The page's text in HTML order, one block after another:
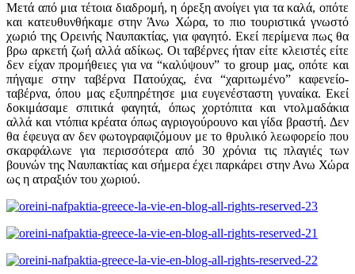
Μετά από μια τέτοια διαδρομή, η όρεξη ανοίγει για τα καλά, οπότε
και κατευθυνθήκαμε στην Άνω Χώρα, το πιο τουριστικά γνωστό
χωριό της Ορεινής Ναυπακτίας, για φαγητό. Εκεί περίμενα πως θα
βρω αρκετή ζωή αλλά αδίκως. Οι ταβέρνες ήταν είτε κλειστές είτε
δεν είχαν προμήθειες για να “καλύψουν” το group μας, οπότε και
πήγαμε στην ταβέρνα Πατούχας, ένα “χαριτωμένο” καφενείο-
ταβέρνα, όπου μας εξυπηρέτησε μια ευγενέσταστη γυναίκα. Εκεί
δοκιμάσαμε σπιτικά φαγητά, όπως χορτόπιτα και ντολμαδάκια
αλλά και ντόπια κρέατα όπως αγριογούρουνο και γίδα βραστή. Δεν
θα έφευγα αν δεν φωτογραφιζόμουν με το θρυλικό λεωφορείο που
σκαρφάλωνε για περισσότερα από 30 χρόνια τις πλαγιές των
βουνών της Ναυπακτίας και σήμερα έχει παρκάρει στην Ανω Χώρα
ως η ατραξιόν του χωριού.